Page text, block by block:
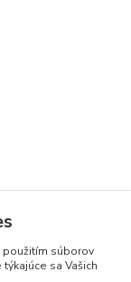
použitím súborov
sa Vašich